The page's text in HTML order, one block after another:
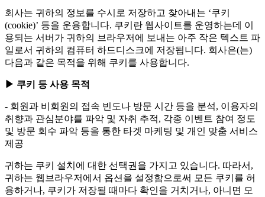
회사는 귀하의 정보를 수시로 저장하고 찾아내는 ‘쿠키
(cookie)’ 등을 운용합니다. 쿠키란 웹사이트를 운영하는데 이
용되는 서버가 귀하의 브라우저에 보내는 아주 작은 텍스트 파
일로서 귀하의 컴퓨터 하드디스크에 저장됩니다. 회사은(는)
다음과 같은 목적을 위해 쿠키를 사용합니다.
▶ 쿠키 등 사용 목적
- 회원과 비회원의 접속 빈도나 방문 시간 등을 분석, 이용자의
취향과 관심분야를 파악 및 자취 추적, 각종 이벤트 참여 정도
및 방문 회수 파악 등을 통한 타겟 마케팅 및 개인 맞춤 서비스
제공
귀하는 쿠키 설치에 대한 선택권을 가지고 있습니다. 따라서,
귀하는 웹브라우저에서 옵션을 설정함으로써 모든 쿠키를 허
용하거나, 쿠키가 저장될 때마다 확인을 거치거나, 아니면 모